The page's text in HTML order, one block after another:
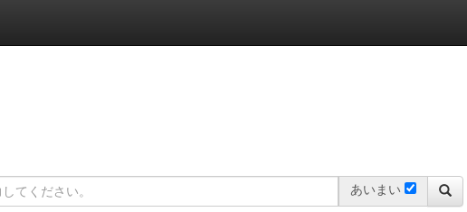
あいまい